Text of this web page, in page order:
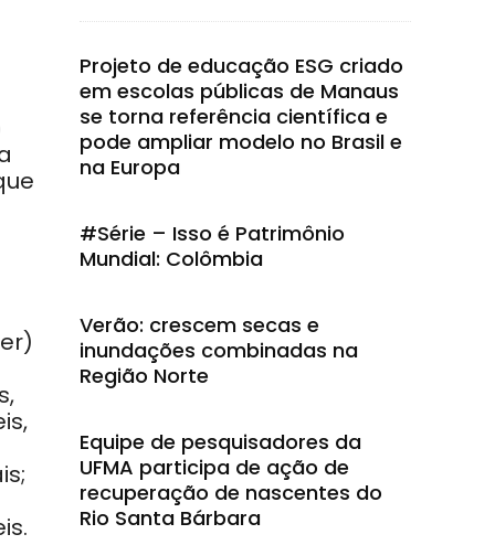
Projeto de educação ESG criado
em escolas públicas de Manaus
se torna referência científica e
pode ampliar modelo no Brasil e
na Europa
#Série – Isso é Patrimônio
Mundial: Colômbia
Verão: crescem secas e
inundações combinadas na
Região Norte
Equipe de pesquisadores da
UFMA participa de ação de
recuperação de nascentes do
Rio Santa Bárbara